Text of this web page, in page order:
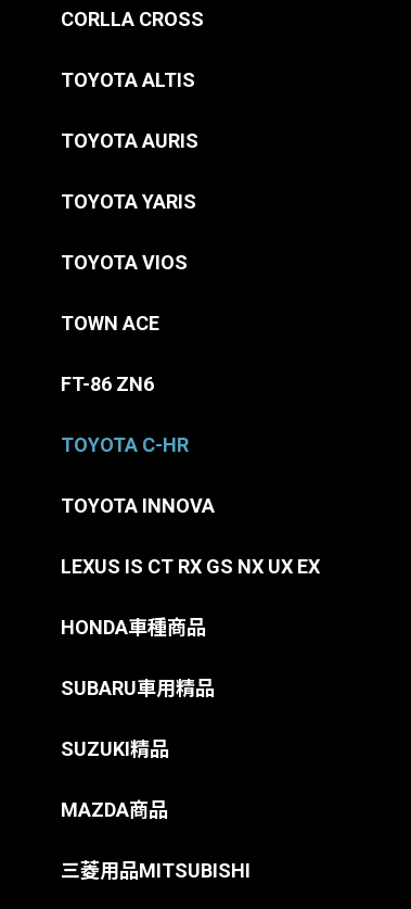
CORLLA CROSS
TOYOTA ALTIS
TOYOTA AURIS
TOYOTA YARIS
TOYOTA VIOS
TOWN ACE
FT-86 ZN6
TOYOTA C-HR
TOYOTA INNOVA
LEXUS IS CT RX GS NX UX EX
HONDA車種商品
SUBARU車用精品
SUZUKI精品
MAZDA商品
三菱用品MITSUBISHI